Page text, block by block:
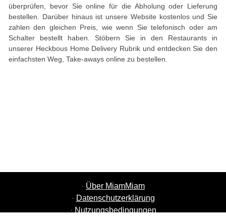
überprüfen, bevor Sie online für die Abholung oder Lieferung
bestellen. Darüber hinaus ist unsere Website kostenlos und Sie
zahlen den gleichen Preis, wie wenn Sie telefonisch oder am
Schalter bestellt haben. Stöbern Sie in den Restaurants in
unserer Heckbous Home Delivery Rubrik und entdecken Sie den
einfachsten Weg, Take-aways online zu bestellen.
· Über MiamMiam
· Datenschutzerklärung
· Nutzungsbedingungen